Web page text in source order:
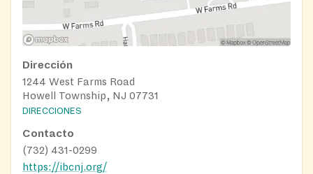
Dirección
1244 West Farms Road
Howell Township, NJ 07731
DIRECCIONES
Contacto
(732) 431-0299
https://ibcnj.org/